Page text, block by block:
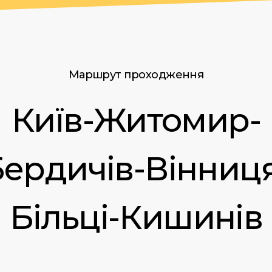
Маршрут проходження
Київ-Житомир-
Більці-Кишинів